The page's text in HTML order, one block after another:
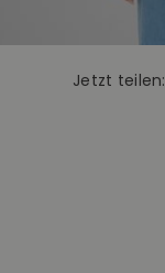
Jetzt teilen: